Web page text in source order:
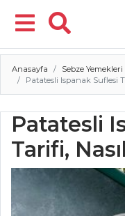
Menü
Anasayfa
Sebze Yemekleri
Patatesli Ispanak Suflesi
Patatesli
Tarifi,